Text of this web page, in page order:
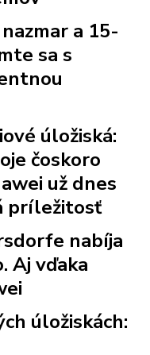
a 15-
sa s
úložiská:
čoskoro
už dnes
príležitosť
nabíja
Aj vďaka
úložiskách: